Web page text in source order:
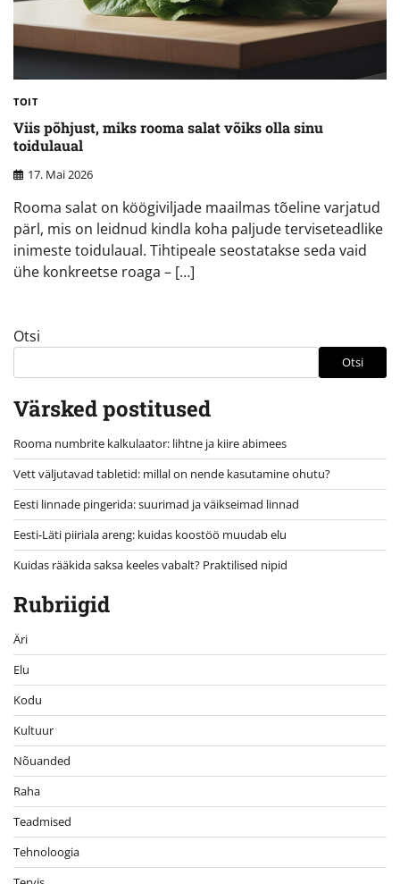
TOIT
Viis põhjust, miks rooma salat võiks olla sinu
toidulaual
17. Mai 2026
Rooma salat on köögiviljade maailmas tõeline varjatud
pärl, mis on leidnud kindla koha paljude terviseteadlike
inimeste toidulaual. Tihtipeale seostatakse seda vaid
ühe konkreetse roaga – […]
Otsi
Otsi
Värsked postitused
Rooma numbrite kalkulaator: lihtne ja kiire abimees
Vett väljutavad tabletid: millal on nende kasutamine ohutu?
Eesti linnade pingerida: suurimad ja väikseimad linnad
Eesti-Läti piiriala areng: kuidas koostöö muudab elu
Kuidas rääkida saksa keeles vabalt? Praktilised nipid
Rubriigid
Äri
Elu
Kodu
Kultuur
Nõuanded
Raha
Teadmised
Tehnoloogia